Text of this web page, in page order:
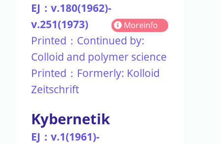
EJ：v.180(1962)-
v.251(1973)
Moreinfo
Printed：Continued by:
Colloid and polymer science
Printed：Formerly: Kolloid
Zeitschrift
Kybernetik
EJ：v.1(1961)-